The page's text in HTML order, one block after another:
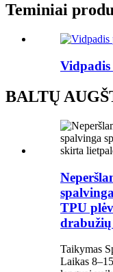
Teminiai
Vidpadis
BALTŲ
TPU
Taikymas
Laikas